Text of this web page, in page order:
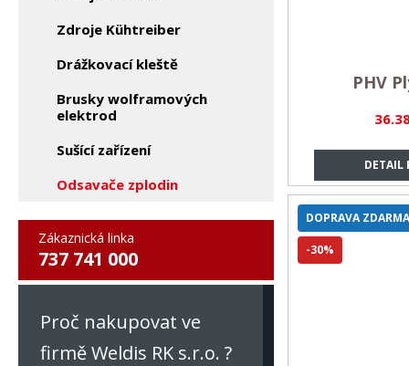
Zdroje Kühtreiber
Drážkovací kleště
Brusky wolframových
elektrod
Sušící zařízení
Odsavače zplodin
Zákaznická linka
737 741 000
Proč nakupovat ve
firmě Weldis RK s.r.o. ?
DETAIL
PHV
DOPRAVA ZDARMA
-30%